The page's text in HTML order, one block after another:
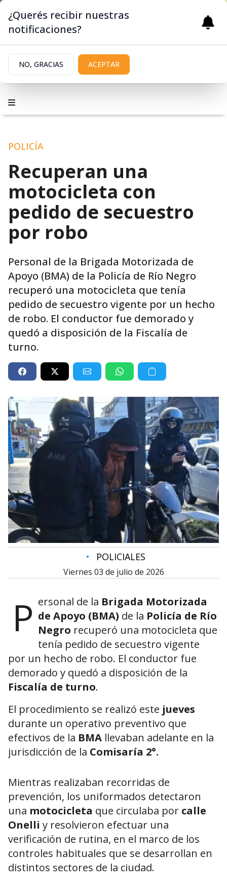
POLICÍA
Recuperan una
motocicleta con
pedido de secuestro
por robo
Personal de la Brigada Motorizada de
Apoyo (BMA) de la Policía de Río Negro
recuperó una motocicleta que tenía
pedido de secuestro vigente por un hecho
de robo. El conductor fue demorado y
quedó a disposición de la Fiscalía de
turno.
• POLICIALES
viernes 03 de julio de 2026
P ersonal de la Brigada Motorizada
de Apoyo (BMA) de la Policía de Río
Negro recuperó una motocicleta que
tenía pedido de secuestro vigente
por un hecho de robo. El conductor fue
demorado y quedó a disposición de la
Fiscalía de turno.
El procedimiento se realizó este jueves
durante un operativo preventivo que
efectivos de la BMA llevaban adelante en la
jurisdicción de la Comisaría 2°.
Mientras realizaban recorridas de
prevención, los uniformados detectaron
una motocicleta que circulaba por calle
Onelli y resolvieron efectuar una
verificación de rutina, en el marco de los
controles habituales que se desarrollan en
distintos sectores de la ciudad.
¿Querés recibir nuestras
notificaciones?
NO, GRACIAS ACEPTAR